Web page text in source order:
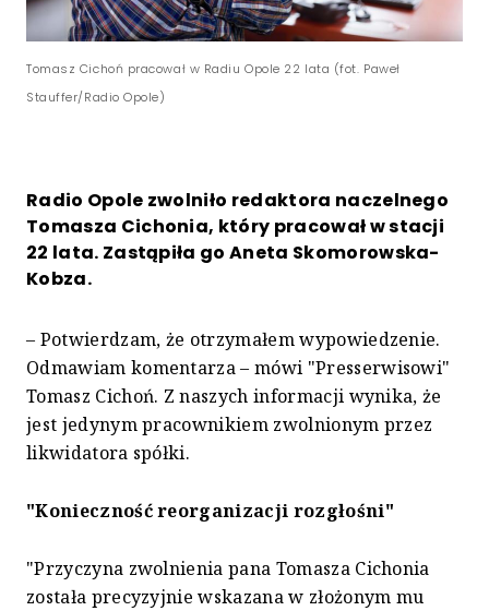
Tomasz Cichoń pracował w Radiu Opole 22 lata (fot. Paweł
Stauffer/Radio Opole)
Radio Opole zwolniło redaktora naczelnego
Tomasza Cichonia, który pracował w stacji
22 lata. Zastąpiła go Aneta Skomorowska-
Kobza.
– Potwierdzam, że otrzymałem wypowiedzenie.
Odmawiam komentarza – mówi "Presserwisowi"
Tomasz Cichoń. Z naszych informacji wynika, że
jest jedynym pracownikiem zwolnionym przez
likwidatora spółki.
"Konieczność reorganizacji rozgłośni"
"Przyczyna zwolnienia pana Tomasza Cichonia
została precyzyjnie wskazana w złożonym mu